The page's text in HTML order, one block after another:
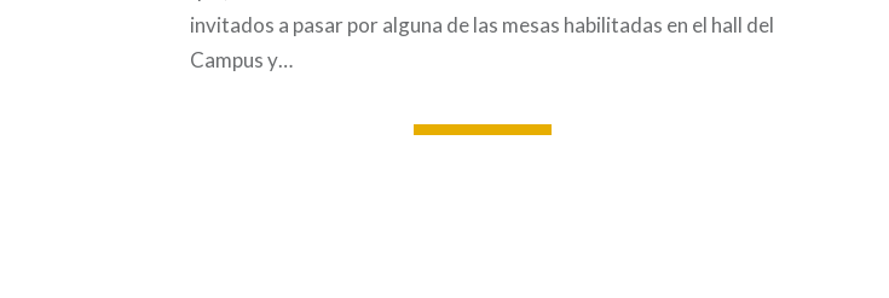
invitados a pasar por alguna de las mesas habilitadas en el hall del
Campus y…